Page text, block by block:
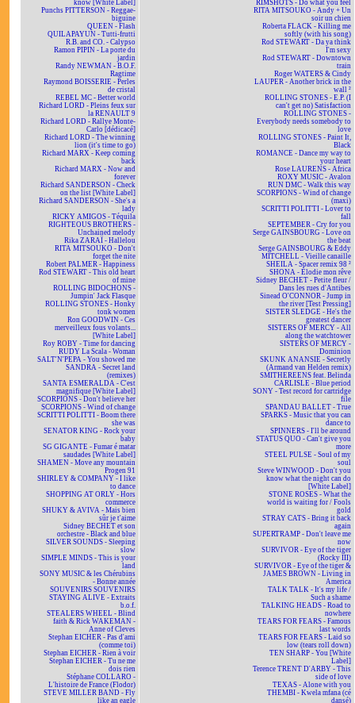
know [White Label]
Punchs PITTERSON - Reggae-
biguine
QUEEN - Flash
QUILAPAYUN - Tutti-frutti
R.B. and CO. - Calypso
Ramon PIPIN - La porte du
jardin
Randy NEWMAN - B.O.F.
Ragtime
Raymond BOISSERIE - Perles
de cristal
REBEL MC - Better world
Richard LORD - Pleins feux sur
la RENAULT 9
Richard LORD - Rallye Monte-
Carlo [dédicacé]
Richard LORD - The winning
lion (it's time to go)
Richard MARX - Keep coming
back
Richard MARX - Now and
forever
Richard SANDERSON - Check
on the list [White Label]
Richard SANDERSON - She's a
lady
RICKY AMIGOS - Téquila
RIGHTEOUS BROTHERS -
Unchained melody
Rika ZARAÏ - Hallelou
RITA MITSOUKO - Don't
forget the nite
Robert PALMER - Happiness
Rod STEWART - This old heart
of mine
ROLLING BIDOCHONS -
Jumpin' Jack Flasque
ROLLING STONES - Honky
tonk women
Ron GOODWIN - Ces
merveilleux fous volants...
[White Label]
Roy ROBY - Time for dancing
RUDY La Scala - Woman
SALT'N'PEPA - You showed me
SANDRA - Secret land
(remixes)
SANTA ESMERALDA - C'est
magnifique [White Label]
SCORPIONS - Don't believe her
SCORPIONS - Wind of change
SCRITTI POLITTI - Boom there
she was
SENATOR KING - Rock your
baby
SG GIGANTE - Fumar é matar
saudades [White Label]
SHAMEN - Move any mountain
Progen 91
SHIRLEY & COMPANY - I like
to dance
SHOPPING AT ORLY - Hors
commerce
SHUKY & AVIVA - Mais bien
sûr je t'aime
Sidney BECHET et son
orchestre - Black and blue
SILVER SOUNDS - Sleeping
slow
SIMPLE MINDS - This is your
land
SONY MUSIC & les Chérubins
- Bonne année
SOUVENIRS SOUVENIRS
STAYING ALIVE - Extraits
b.o.f.
STEALERS WHEEL - Blind
faith & Rick WAKEMAN -
Anne of Cleves
Stephan EICHER - Pas d'ami
(comme toi)
Stephan EICHER - Rien à voir
Stephan EICHER - Tu ne me
dois rien
Stéphane COLLARO -
L'histoire de France (Flodor)
STEVE MILLER BAND - Fly
like an eagle
RIMSHOTS - Do what you feel
RITA MITSOUKO - Andy + Un
soir un chien
Roberta FLACK - Killing me
softly (with his song)
Rod STEWART - Da ya think
I'm sexy
Rod STEWART - Downtown
train
Roger WATERS & Cindy
LAUPER - Another brick in the
wall ²
ROLLING STONES - E.P. (I
can't get no) Satisfaction
ROLLING STONES -
Everybody needs somebody to
love
ROLLING STONES - Paint It,
Black
ROMANCE - Dance my way to
your heart
Rose LAURENS - Africa
ROXY MUSIC - Avalon
RUN DMC - Walk this way
SCORPIONS - Wind of change
(maxi)
SCRITTI POLITTI - Lover to
fall
SEPTEMBER - Cry for you
Serge GAINSBOURG - Love on
the beat
Serge GAINSBOURG & Eddy
MITCHELL - Vieille canaille
SHEILA - Spacer remix 98 ²
SHONA - Elodie mon rêve
Sidney BECHET - Petite fleur /
Dans les rues d'Antibes
Sinead O'CONNOR - Jump in
the river [Test Pressing]
SISTER SLEDGE - He's the
greatest dancer
SISTERS OF MERCY - All
along the watchtower
SISTERS OF MERCY -
Dominion
SKUNK ANANSIE - Secretly
(Armand van Helden remix)
SMITHEREENS feat. Belinda
CARLISLE - Blue period
SONY - Test record for cartridge
file
SPANDAU BALLET - True
SPARKS - Music that you can
dance to
SPINNERS - I'll be around
STATUS QUO - Can't give you
more
STEEL PULSE - Soul of my
soul
Steve WINWOOD - Don't you
know what the night can do
[White Label]
STONE ROSES - What the
world is waiting for / Fools
gold
STRAY CATS - Bring it back
again
SUPERTRAMP - Don't leave me
now
SURVIVOR - Eye of the tiger
(Rocky III)
SURVIVOR - Eye of the tiger &
JAMES BROWN - Living in
America
TALK TALK - It's my life /
Such a shame
TALKING HEADS - Road to
nowhere
TEARS FOR FEARS - Famous
last words
TEARS FOR FEARS - Laid so
low (tears roll down)
TEN SHARP - You [White
Label]
Terence TRENT D'ARBY - This
side of love
TEXAS - Alone with you
THEMBI - Kwela mfana (cé
dansé)